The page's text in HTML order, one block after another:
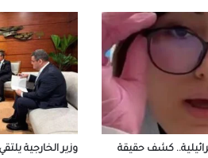
كشف حقيقة
وزير الخارجية